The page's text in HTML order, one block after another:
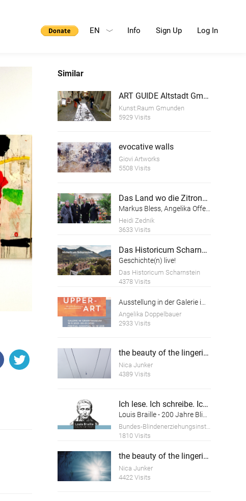
Info Sign Up Log In
EN
Similar
ART GUIDE Altstadt Gmunden
Kunst:Raum Gmunden
5929 Visits
evocative walls
Giovi Artworks
5508 Visits
Das Land wo die Zitronen blühen
Heidi Zednik
3633 Visits
Das Historicum Scharnstein
Geschichte(n) live!
Das Historicum Scharnstein
4378 Visits
Angelika Doppelbauer
2933 Visits
the beauty of the lingering white
Nica Junker
4389 Visits
Ich lese. Ich schreibe. Ich bin.
1810 Visits
the beauty of the lingering death
Nica Junker
4422 Visits